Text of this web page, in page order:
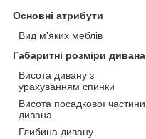
Основні атрибути
Вид м'яких меблів
Габаритні розміри дивана
Висота дивану з
урахуванням спинки
Висота посадкової частини
дивана
Глибина дивану